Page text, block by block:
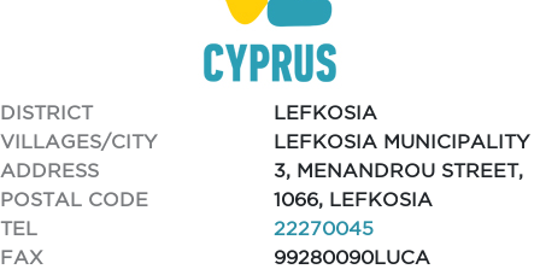
DISTRICT
LEFKOSIA
VILLAGES/CITY
LEFKOSIA MUNICIPALITY
ADDRESS
3, MENANDROU STREET,
POSTAL CODE
1066, LEFKOSIA
TEL
22270045
FAX
99280090LUCA